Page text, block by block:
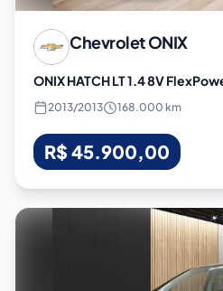
ChevroletONIX
ONIX HATCH LT 1.4 8V
2013/2013 168.000 km
R$ 45.900,00